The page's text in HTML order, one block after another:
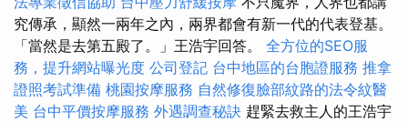
究傳承，顯然一兩年之內，兩界都會有新一代的代表登基。
「當然是去第五殿了。」王浩宇回答。 全方位的SEO服
務，提升網站曝光度 公司登記 台中地區的台胞證服務 推拿
證照考試準備 桃園按摩服務 自然修復臉部紋路的法令紋醫
美 台中平價按摩服務 外遇調查秘訣 趕緊去救主人的王浩宇